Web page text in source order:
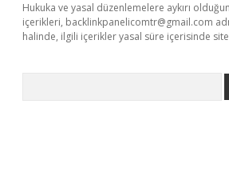
Hukuka ve yasal düzenlemelere aykırı
içerikleri, backlinkpanelicomtr@gmail.com
halinde, ilgili içerikler yasal süre içerisinde